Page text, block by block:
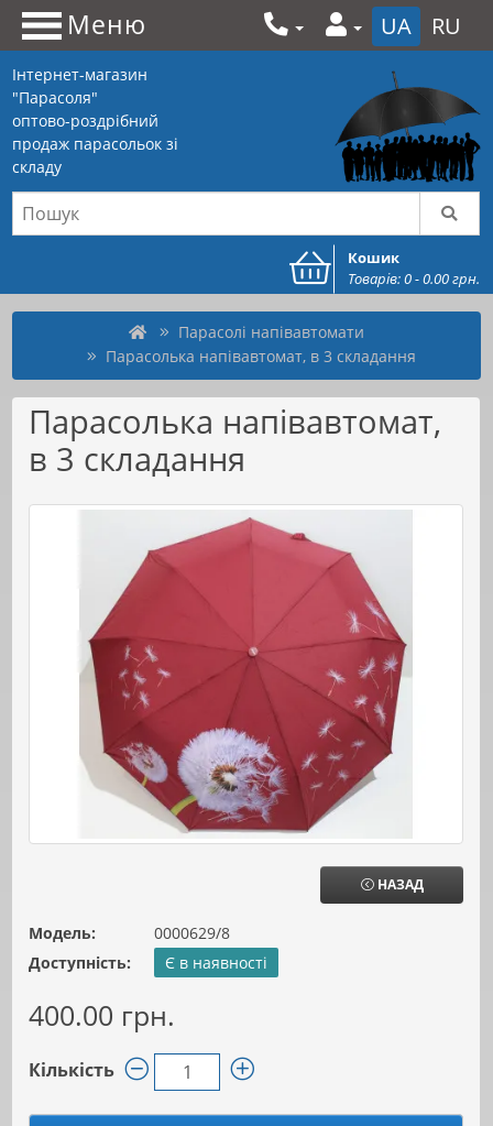
Меню UA RU
Інтернет-магазин
"Парасоля"
оптово-роздрібний
продаж парасольок зі
складу
Кошик
Товарів: 0 - 0.00 грн.
Парасолі напівавтомати
Парасолька напівавтомат, в 3 складання
Парасолька напівавтомат,
в 3 складання
НАЗАД
Модель:
0000629/8
Доступність:
Є в наявності
400.00 грн.
Кількість